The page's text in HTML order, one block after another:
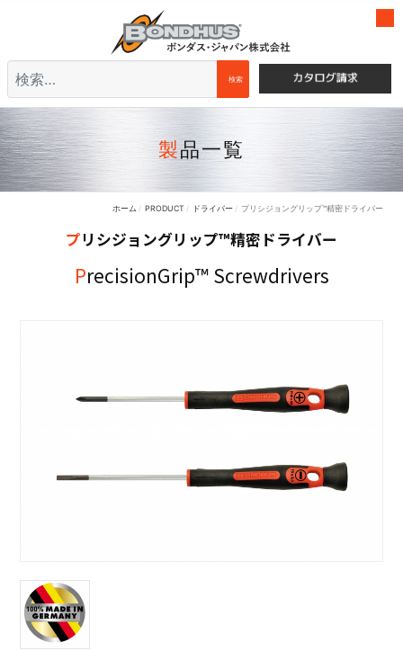
検索
検索
製品一覧
ホーム PRODUCT ドライバー プリシジョングリップ™精密ドライバー
プリシジョングリップ™精密ドライバー
PrecisionGrip™ Screwdrivers